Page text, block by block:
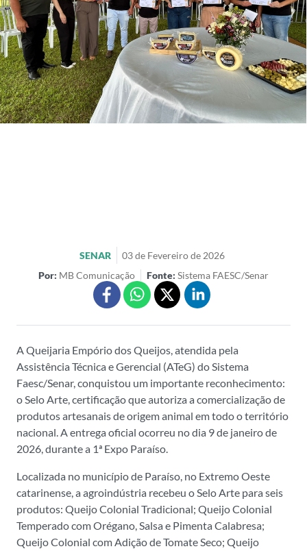
SENAR
03 de Fevereiro de 2026
Por: MB Comunicação Fonte: Sistema FAESC/Senar
A Queijaria Empório dos Queijos, atendida pela
Assistência Técnica e Gerencial (ATeG) do Sistema
Faesc/Senar, conquistou um importante reconhecimento:
o Selo Arte, certificação que autoriza a comercialização de
produtos artesanais de origem animal em todo o território
nacional. A entrega oficial ocorreu no dia 9 de janeiro de
2026, durante a 1ª Expo Paraíso.
Localizada no município de Paraíso, no Extremo Oeste
catarinense, a agroindústria recebeu o Selo Arte para seis
produtos: Queijo Colonial Tradicional; Queijo Colonial
Temperado com Orégano, Salsa e Pimenta Calabresa;
Queijo Colonial com Adição de Tomate Seco; Queijo